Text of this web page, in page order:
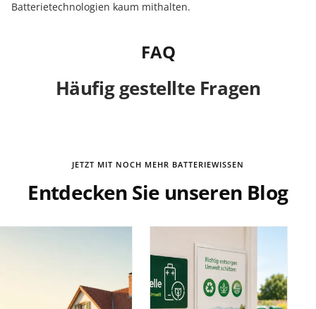
Batterietechnologien kaum mithalten.
FAQ
Häufig gestellte Fragen
JETZT MIT NOCH MEHR BATTERIEWISSEN
Entdecken Sie unseren Blog